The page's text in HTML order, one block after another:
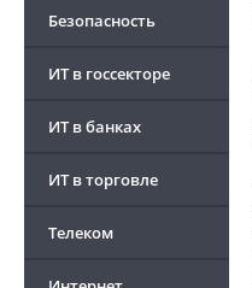
Безопасность
ИТ в госсекторе
ИТ в банках
ИТ в торговле
Телеком